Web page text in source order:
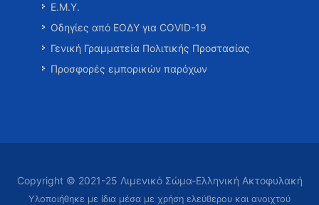
Ε.Μ.Υ.
Οδηγίες από ΕΟΔΥ για COVID-19
Γενική Γραμματεία Πολιτικής Προστασίας
Προσφορές εμπορικών παρόχων
Copyright © 2021-25 Λιμενικό Σώμα-Ελληνική Ακτοφυλακή
Υλοποιήθηκε με ίδια μέσα με χρήση ελεύθερου και ανοιχτού